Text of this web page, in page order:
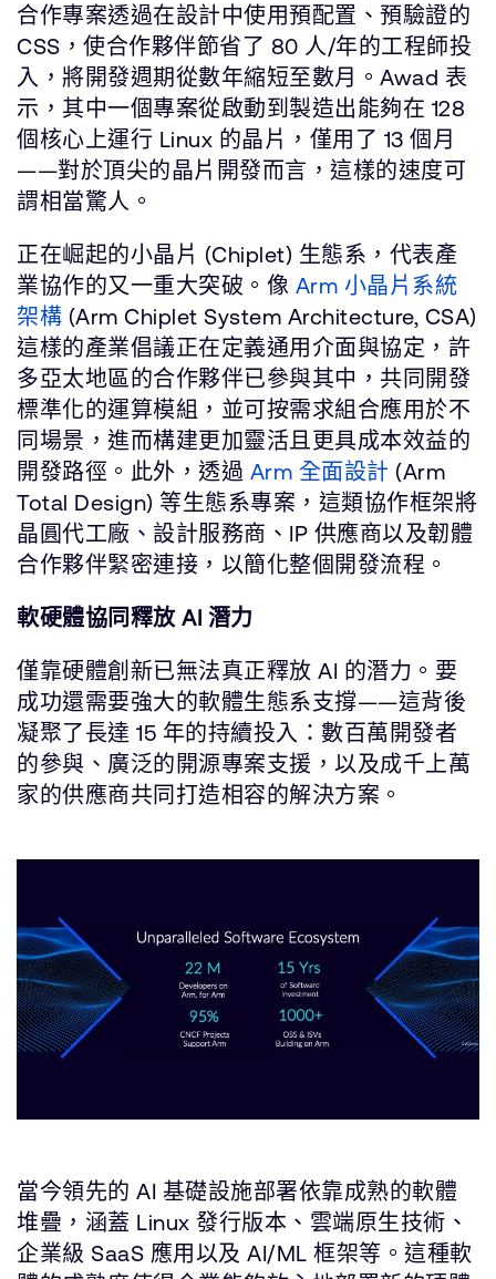
合作專案透過在設計中使用預配置、預驗證的
CSS，使合作夥伴節省了 80 人/年的工程師投
入，將開發週期從數年縮短至數月。Awad 表
示，其中一個專案從啟動到製造出能夠在 128
個核心上運行 Linux 的晶片，僅用了 13 個月
——對於頂尖的晶片開發而言，這樣的速度可
謂相當驚人。
正在崛起的小晶片 (Chiplet) 生態系，代表產
業協作的又一重大突破。像 Arm 小晶片系統
架構 (Arm Chiplet System Architecture, CSA)
這樣的產業倡議正在定義通用介面與協定，許
多亞太地區的合作夥伴已參與其中，共同開發
標準化的運算模組，並可按需求組合應用於不
同場景，進而構建更加靈活且更具成本效益的
開發路徑。此外，透過 Arm 全面設計 (Arm
Total Design) 等生態系專案，這類協作框架將
晶圓代工廠、設計服務商、IP 供應商以及韌體
合作夥伴緊密連接，以簡化整個開發流程。
軟硬體協同釋放 AI 潛力
僅靠硬體創新已無法真正釋放 AI 的潛力。要
成功還需要強大的軟體生態系支撐——這背後
凝聚了長達 15 年的持續投入：數百萬開發者
的參與、廣泛的開源專案支援，以及成千上萬
家的供應商共同打造相容的解決方案。
當今領先的 AI 基礎設施部署依靠成熟的軟體
堆疊，涵蓋 Linux 發行版本、雲端原生技術、
企業級 SaaS 應用以及 AI/ML 框架等。這種軟